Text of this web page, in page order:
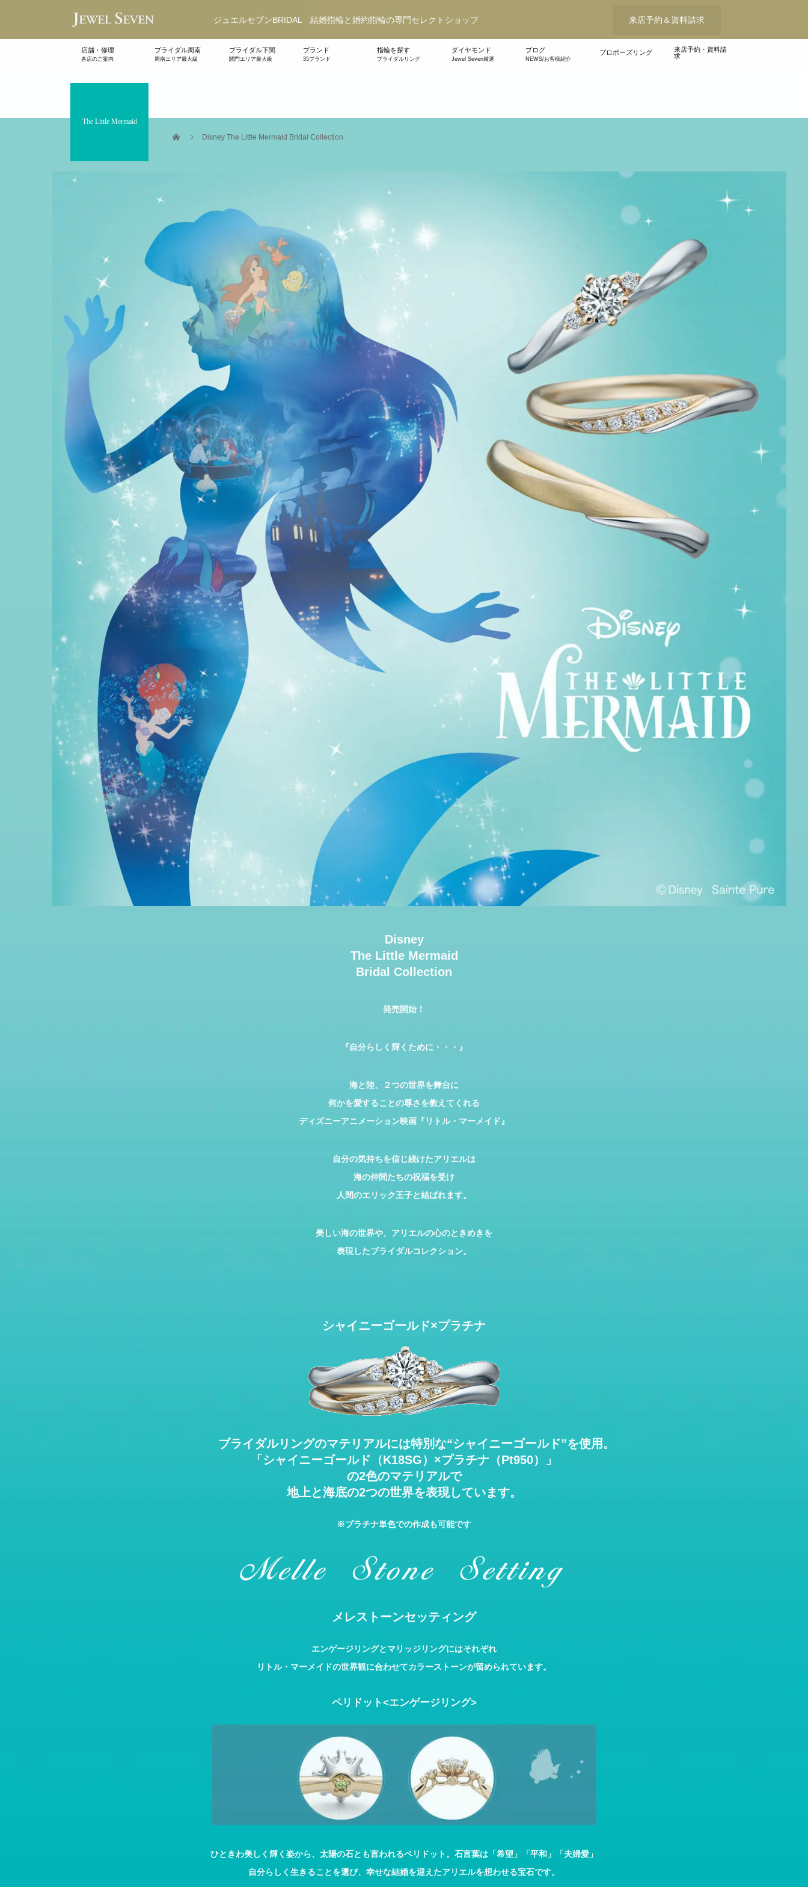
ジュエルセブンBRIDAL 結婚指輪と婚約指輪の専門セレクトショップ 来店予約＆資料請求
店舗・修理
各店のご案内
ブライダル周南
周南エリア最大級
ブライダル下関
関門エリア最大級
ブランド
35ブランド
指輪を探す
ブライダルリング
ダイヤモンド
Jewel Seven厳選
ブログ
NEWS/お客様紹介
プロポーズリング
来店予約・資料請
求
The Little Mermaid
Disney The Little Mermaid Bridal Collection
Disney
The Little Mermaid
Bridal Collection
発売開始！
『自分らしく輝くために・・・』
海と陸、２つの世界を舞台に
何かを愛することの尊さを教えてくれる
ディズニーアニメーション映画『リトル・マーメイド』
自分の気持ちを信じ続けたアリエルは
海の仲間たちの祝福を受け
人間のエリック王子と結ばれます。
美しい海の世界や、アリエルの心のときめきを
表現したブライダルコレクション。
シャイニーゴールド×プラチナ
ブライダルリングのマテリアルには特別な“シャイニーゴールド”を使用。
「シャイニーゴールド（K18SG）×プラチナ（Pt950）」
の2色のマテリアルで
地上と海底の2つの世界を表現しています。
※プラチナ単色での作成も可能です
メレストーンセッティング
エンゲージリングとマリッジリングにはそれぞれ
リトル・マーメイドの世界観に合わせてカラーストーンが留められています。
ペリドット<エンゲージリング>
ひときわ美しく輝く姿から、太陽の石とも言われるペリドット。石言葉は「希望」「平和」「夫婦愛」
自分らしく生きることを選び、幸せな結婚を迎えたアリエルを想わせる宝石です。